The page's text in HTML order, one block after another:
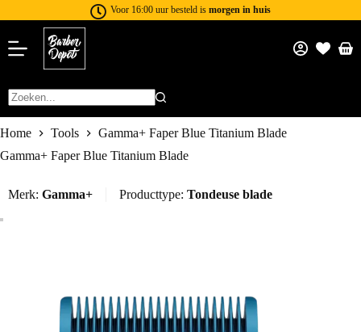
Voor 16:00 uur besteld is morgen in huis
Home Tools
Gamma+ Faper Blue Titanium Blade
Gamma+ Faper Blue Titanium Blade
Merk: Gamma+ Producttype: Tondeuse blade